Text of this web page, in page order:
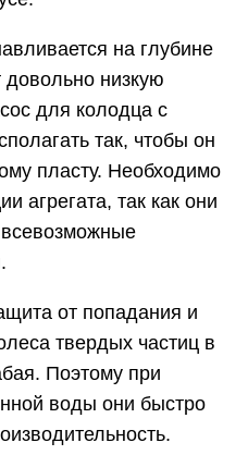
на глубине
низкую
для колодца с
так, чтобы он
пласту. Необходимо
агрегата, так как они
от попадания и
твердых частиц в
Поэтому при
воды они быстро